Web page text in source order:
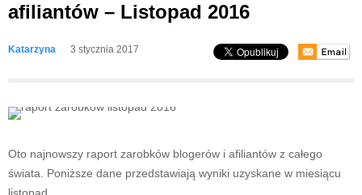
afiliantów – Listopad 2016
Katarzyna 3 stycznia 2017
Oto najnowszy raport zarobków blogerów i afiliantów z całego
świata. Poniższe dane przedstawiają wyniki uzyskane w miesiącu